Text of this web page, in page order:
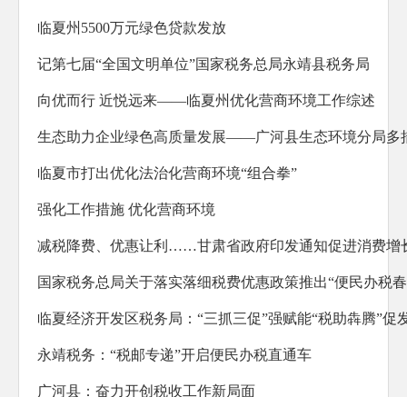
临夏州5500万元绿色贷款发放
记第七届“全国文明单位”国家税务总局永靖县税务局
向优而行 近悦远来——临夏州优化营商环境工作综述
生态助力企业绿色高质量发展——广河县生态环境分局多
临夏市打出优化法治化营商环境“组合拳”
强化工作措施 优化营商环境
减税降费、优惠让利……甘肃省政府印发通知促进消费增
临夏经济开发区税务局：“三抓三促”强赋能“税助犇腾”促
永靖税务：“税邮专递”开启便民办税直通车
广河县：奋力开创税收工作新局面